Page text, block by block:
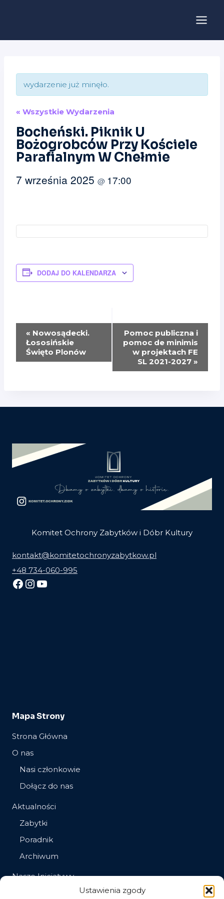
Ustawienia zgody
wydarzenie już minęło.
« Wszystkie Wydarzenia
Bocheński. Piknik U
Bożogrobców Przy Kościele
Parafialnym W Chełmie
7 września 2025 @ 17:00
DODAJ DO KALENDARZA
Wydarzenie
Nawigacja
« Nowosądecki.
Łososińskie
Święto Plonów
Pomoc publiczna i
pomoc de minimis
w projektach FE
SL 2021-2027 »
Komitet Ochrony Zabytków i Dóbr Kultury
kontakt@komitetochronyzabytkow.pl
+48 734-060-995
Facebook
Instagram
YouTube
Mapa Strony
Strona Główna
O nas
Nasi członkowie
Dołącz do nas
Aktualności
Zabytki
Poradnik
Archiwum
Nasze Inicjatywy
Społeczna opieka nad zabytkami